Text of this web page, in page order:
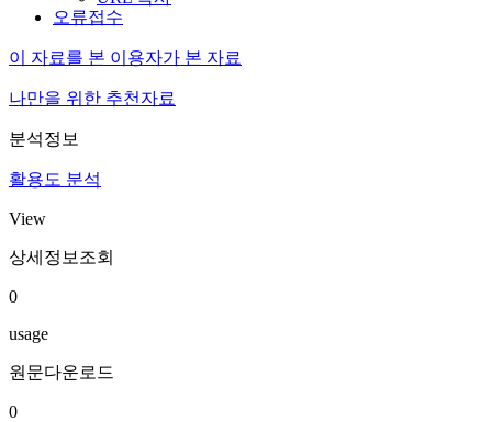
오류접수
이 자료를 본 이용자가 본 자료
나만을 위한 추천자료
분석정보
활용도 분석
View
상세정보조회
0
usage
원문다운로드
0